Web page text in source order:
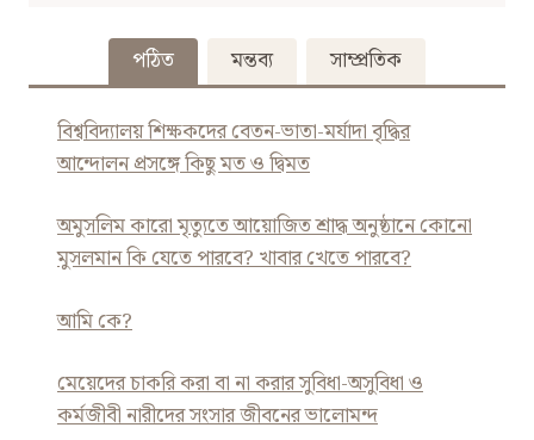
পঠিত মন্তব্য সাম্প্রতিক
বিশ্ববিদ্যালয় শিক্ষকদের বেতন-ভাতা-মর্যাদা বৃদ্ধির
আন্দোলন প্রসঙ্গে কিছু মত ও দ্বিমত
অমুসলিম কারো মৃত্যুতে আয়োজিত শ্রাদ্ধ অনুষ্ঠানে কোনো
মুসলমান কি যেতে পারবে? খাবার খেতে পারবে?
আমি কে?
মেয়েদের চাকরি করা বা না করার সুবিধা-অসুবিধা ও
কর্মজীবী নারীদের সংসার জীবনের ভালোমন্দ